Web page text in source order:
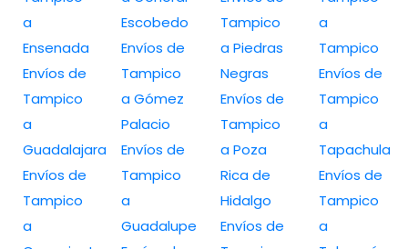
a
Ensenada
Envíos de
Tampico
a
Guadalajara
Envíos de
Tampico
a
Escobedo
Envíos de
Tampico
a Gómez
Palacio
Envíos de
Tampico
a
Guadalupe
Tampico
a Piedras
Negras
Envíos de
Tampico
a Poza
Rica de
Hidalgo
Envíos de
a
Tampico
Envíos de
Tampico
a
Tapachula
Envíos de
Tampico
a